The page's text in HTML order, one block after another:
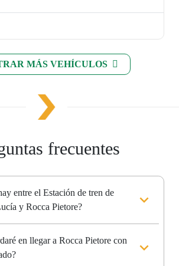
MÁS VEHÍCULOS
frecuentes
entre el Estación de tren de
y Rocca Pietore?
en llegar a Rocca Pietore con